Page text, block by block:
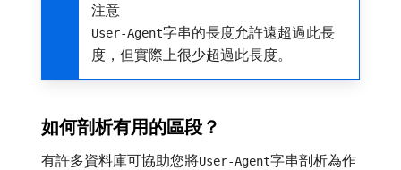
注意
User-Agent字串的長度允許遠超過此長
度，但實際上很少超過此長度。
如何剖析有用的區段？
有許多資料庫可協助您將User-Agent字串剖析為作